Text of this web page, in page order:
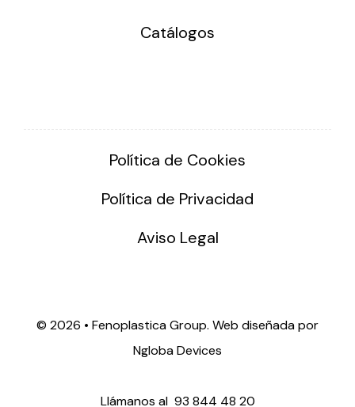
Catálogos
Política de Cookies
Política de Privacidad
Aviso Legal
© 2026 • Fenoplastica Group. Web diseñada por
Ngloba Devices
Llámanos al 93 844 48 20